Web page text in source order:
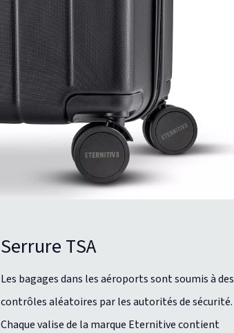
Serrure TSA
Les bagages dans les aéroports sont soumis à des
contrôles aléatoires par les autorités de sécurité.
Chaque valise de la marque Eternitive contient